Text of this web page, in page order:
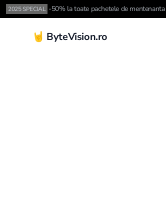
2025 SPECIAL -50% la toate pachetele de mentenanta
🤘 ByteVision.ro